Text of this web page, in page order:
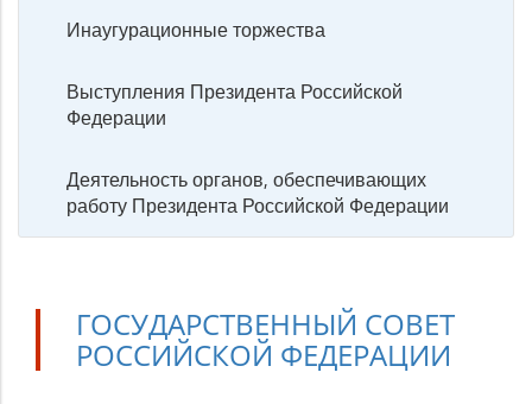
Инаугурационные торжества
Выступления Президента Российской
Федерации
Деятельность органов, обеспечивающих
работу Президента Российской Федерации
ГОСУДАРСТВЕННЫЙ СОВЕТ
РОССИЙСКОЙ ФЕДЕРАЦИИ